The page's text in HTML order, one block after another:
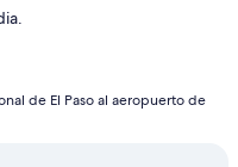
York (LGA)
(LGA)
de El Paso al aeropuerto de